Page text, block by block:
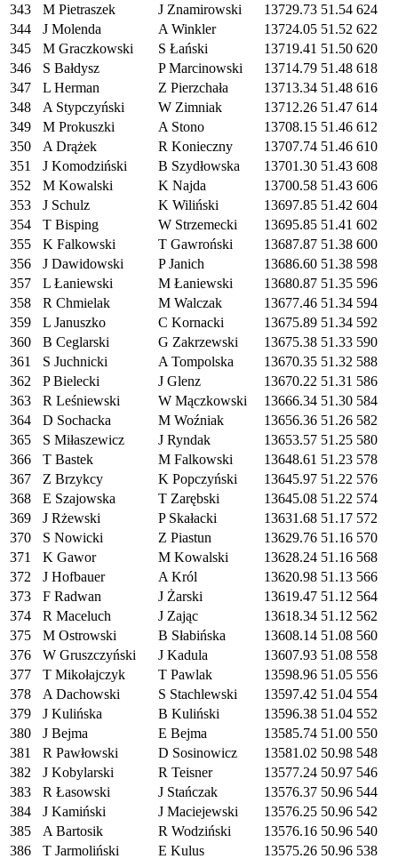
343
M Pietraszek J Znamirowski 13729.73 51.54 624
344
J Molenda A Winkler 13724.05 51.52 622
345
M Graczkowski S Łański 13719.41 51.50 620
346
S Bałdysz P Marcinowski 13714.79 51.48 618
347
L Herman Z Pierzchała 13713.34 51.48 616
348
A Stypczyński W Zimniak 13712.26 51.47 614
349
M Prokuszki A Stono 13708.15 51.46 612
350
A Drążek R Konieczny 13707.74 51.46 610
351
J Komodziński B Szydłowska 13701.30 51.43 608
352
M Kowalski K Najda 13700.58 51.43 606
353
J Schulz K Wiliński 13697.85 51.42 604
354
T Bisping W Strzemecki 13695.85 51.41 602
355
K Falkowski T Gawroński 13687.87 51.38 600
356
J Dawidowski P Janich 13686.60 51.38 598
357
L Łaniewski M Łaniewski 13680.87 51.35 596
358
R Chmielak M Walczak 13677.46 51.34 594
359
L Januszko C Kornacki 13675.89 51.34 592
360
B Ceglarski G Zakrzewski 13675.38 51.33 590
361
S Juchnicki A Tompolska 13670.35 51.32 588
362
P Bielecki J Glenz 13670.22 51.31 586
363
R Leśniewski W Mączkowski 13666.34 51.30 584
364
D Sochacka M Woźniak 13656.36 51.26 582
365
S Miłaszewicz J Ryndak 13653.57 51.25 580
366
T Bastek M Falkowski 13648.61 51.23 578
367
Z Brzykcy K Popczyński 13645.97 51.22 576
368
E Szajowska T Zarębski 13645.08 51.22 574
369
J Rżewski P Skałacki 13631.68 51.17 572
370
S Nowicki Z Piastun 13629.76 51.16 570
371
K Gawor M Kowalski 13628.24 51.16 568
372
J Hofbauer A Król 13620.98 51.13 566
373
F Radwan J Żarski 13619.47 51.12 564
374
R Maceluch J Zając 13618.34 51.12 562
375
M Ostrowski B Słabińska 13608.14 51.08 560
376
W Gruszczyński J Kadula 13607.93 51.08 558
377
T Mikołajczyk T Pawlak 13598.96 51.05 556
378
A Dachowski S Stachlewski 13597.42 51.04 554
379
J Kulińska B Kuliński 13596.38 51.04 552
380
J Bejma E Bejma 13585.74 51.00 550
381
R Pawłowski D Sosinowicz 13581.02 50.98 548
382
J Kobylarski R Teisner 13577.24 50.97 546
383
R Łasowski J Stańczak 13576.37 50.96 544
384
J Kamiński J Maciejewski 13576.25 50.96 542
385
A Bartosik R Wodziński 13576.16 50.96 540
386
T Jarmoliński E Kulus 13575.26 50.96 538